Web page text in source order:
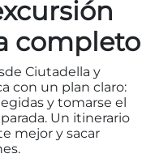
completo
Ciutadella y
con un plan claro:
y tomarse el
Un itinerario
mejor y sacar